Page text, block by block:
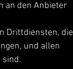
an den Anbieter
Drittdiensten, die
und allen
sind.